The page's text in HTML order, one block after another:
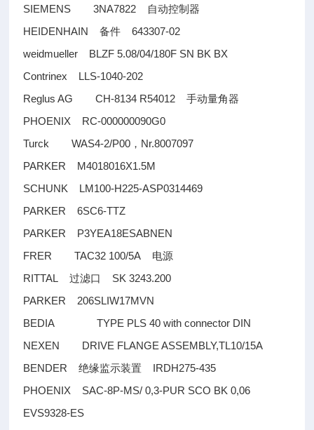
SIEMENS 3NA7822
自动控制器
HEIDENHAIN备件 643307-02
weidmueller BLZF 5.08/04/180F SN BK BX
Contrinex LLS-1040-202
Reglus AG CH-8134 R54012手动量角器
PHOENIX RC-000000090G0
Turck WAS4-2/P00 ， Nr.8007097
PARKER M4018016X1.5M
SCHUNK LM100-H225-ASP0314469
PARKER 6SC6-TTZ
PARKER P3YEA18ESABNEN
FRER TAC32 100/5A 电源
RITTAL过滤口
SK 3243.200
PARKER 206SLIW17MVN
BEDIA TYPE PLS 40 with connector DIN
NEXEN DRIVE FLANGE ASSEMBLY,TL10/15A
BENDER绝缘监示装置
IRDH275-435
PHOENIX SAC-8P-MS/ 0,3-PUR SCO BK 0,06
EVS9328-ES